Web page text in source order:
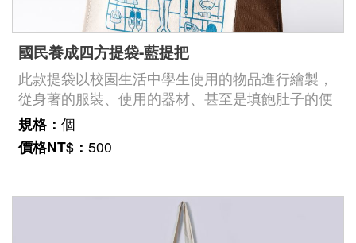
國民養成四方提袋-藍提把
此款提袋以校園生活中學生使用的物品進行繪製，
從身著的服裝、使用的器材、甚至是填飽肚子的便
當，到個人學習用品等，各式各樣的教育輔助用具
是陪伴我們走過校園生活記憶的重要夥伴。
規格： 個
價格NT$： 500